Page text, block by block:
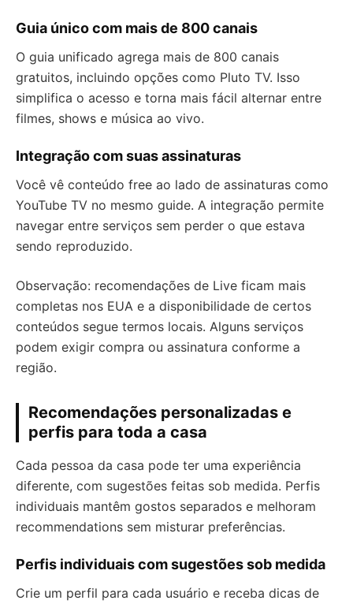
Guia único com mais de 800 canais
O guia unificado agrega mais de 800 canais
gratuitos, incluindo opções como Pluto TV. Isso
simplifica o acesso e torna mais fácil alternar entre
filmes, shows e música ao vivo.
Integração com suas assinaturas
Você vê conteúdo free ao lado de assinaturas como
YouTube TV no mesmo guide. A integração permite
navegar entre serviços sem perder o que estava
sendo reproduzido.
Observação: recomendações de Live ficam mais
completas nos EUA e a disponibilidade de certos
conteúdos segue termos locais. Alguns serviços
podem exigir compra ou assinatura conforme a
região.
Recomendações personalizadas e
perfis para toda a casa
Cada pessoa da casa pode ter uma experiência
diferente, com sugestões feitas sob medida. Perfis
individuais mantêm gostos separados e melhoram
recommendations sem misturar preferências.
Perfis individuais com sugestões sob medida
Crie um perfil para cada usuário e receba dicas de